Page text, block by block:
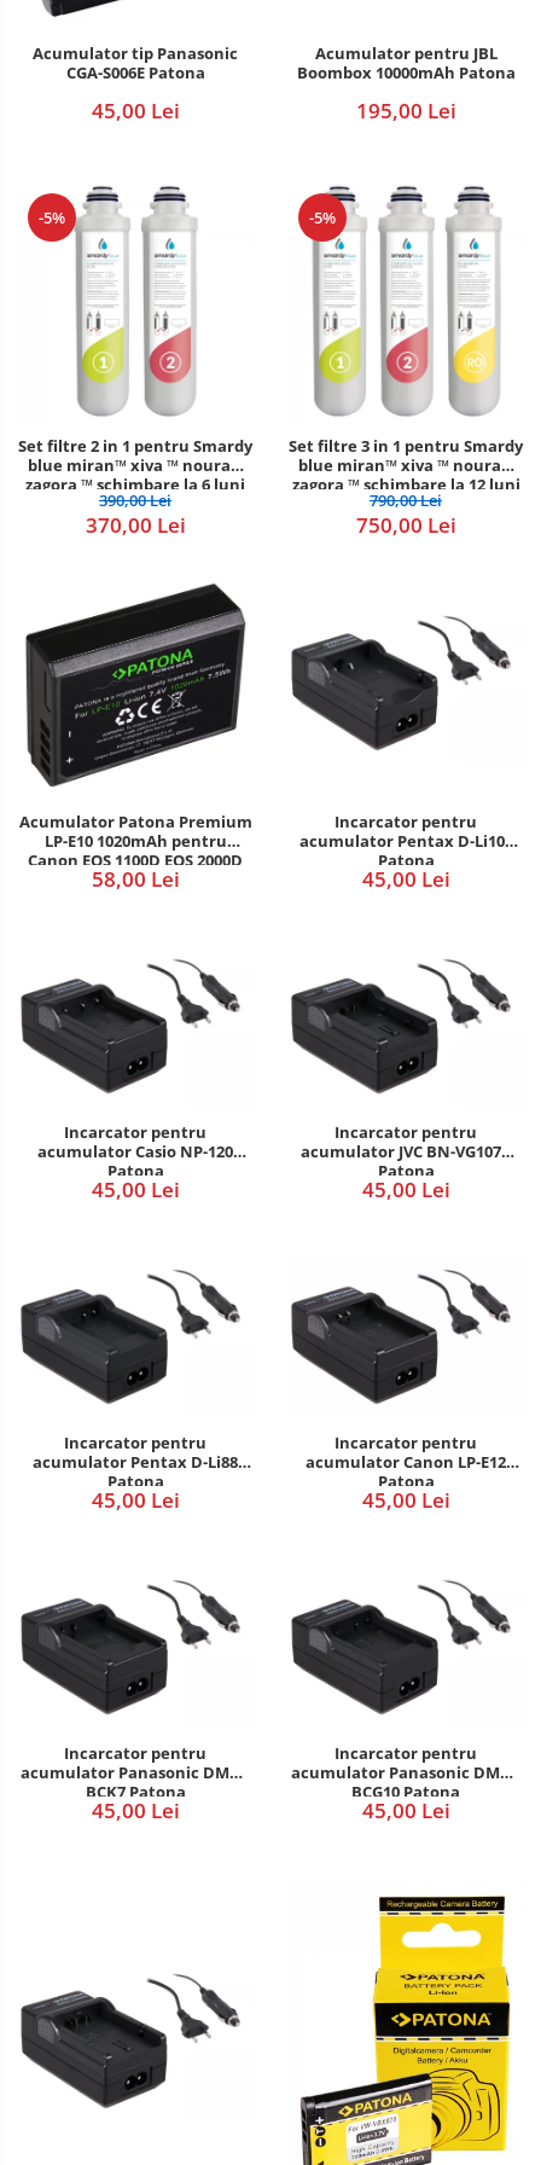
Scule electrice
Smartwatch
Acumulator tip Panasonic
CGA-S006E Patona
45,00 Lei
Acumulator pentru JBL
Boombox 10000mAh Patona
195,00 Lei
-5%
Set filtre 2 in 1 pentru Smardy
blue miran™ xiva ™ noura™
zagora ™ schimbare la 6 luni
390,00 Lei
370,00 Lei
-5%
Set filtre 3 in 1 pentru Smardy
blue miran™ xiva ™ noura™
zagora ™ schimbare la 12 luni
790,00 Lei
750,00 Lei
Acumulator Patona Premium
LP-E10 1020mAh pentru
Canon EOS 1100D EOS 2000D
Kiss X50 EOS Rebel T3
58,00 Lei
Incarcator pentru
acumulator Pentax D-Li109
Patona
45,00 Lei
Incarcator pentru
acumulator Casio NP-120
Patona
45,00 Lei
Incarcator pentru
acumulator JVC BN-VG107e
Patona
45,00 Lei
Incarcator pentru
acumulator Pentax D-Li88
Patona
45,00 Lei
Incarcator pentru
acumulator Canon LP-E12
Patona
45,00 Lei
Incarcator pentru
acumulator Panasonic DMW-
BCK7 Patona
45,00 Lei
Incarcator pentru
acumulator Panasonic DMW-
BCG10 Patona
45,00 Lei